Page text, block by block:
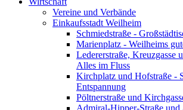
Vereine und Verbände
Einkaufsstadt Weilheim
Schmiedstraße -
Marienplatz - Weilheims
Ledererstraße, Kreuzgasse
Alles im Fluss
Kirchplatz und Hofstraße -
Entspannung
Pöltnerstraße und
Admiral-Hipper-Straße und